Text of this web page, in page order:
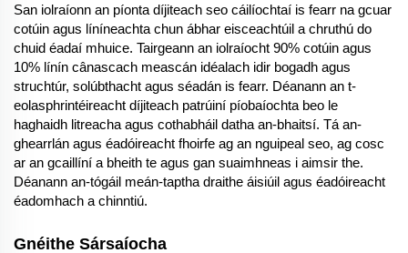
San iolraíonn an píonta díjiteach seo cáilíochtaí is fearr na gcuar
cotúin agus líníneachta chun ábhar eisceachtúil a chruthú do
chuid éadaí mhuice. Tairgeann an iolraíocht 90% cotúin agus
10% línín cânascach meascán idéalach idir bogadh agus
struchtúr, solúbthacht agus séadán is fearr. Déanann an t-
eolasphrintéireacht díjiteach patrúiní píobaíochta beo le
haghaidh litreacha agus cothabháil datha an-bhaitsí. Tá an-
ghearrlán agus éadóireacht fhoirfe ag an nguipeal seo, ag cosc
ar an gcaillíní a bheith te agus gan suaimhneas i aimsir the.
Déanann an-tógáil meán-taptha draithe áisiúil agus éadóireacht
éadomhach a chinntiú.
Gnéithe Sársaíocha